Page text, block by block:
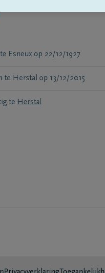
Esneux op 22/12/1927
te Herstal op 13/12/2015
te Herstal